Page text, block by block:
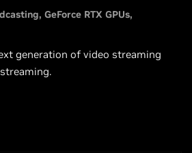
GeForce RTX GPUs
generation of video streaming